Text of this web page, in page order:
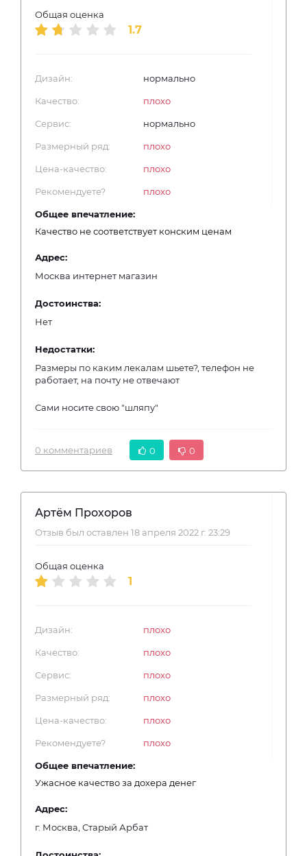
Общая оценка
1.7
Дизайн: нормально
Качество: плохо
Сервис: нормально
Размерный ряд: плохо
Цена-качество: плохо
Рекомендуете? плохо
Общее впечатление:
Качество не соответствует конским ценам
Адрес:
Москва интернет магазин
Достоинства:
Нет
Недостатки:
Размеры по каким лекалам шьете?, телефон не
работает, на почту не отвечают
Сами носите свою "шляпу"
0 комментариев 0 0
Артём Прохоров
Отзыв был оставлен 18 апреля 2022 г. 23:29
Общая оценка
1
Дизайн: плохо
Качество: плохо
Сервис: плохо
Размерный ряд: плохо
Цена-качество: плохо
Рекомендуете? плохо
Общее впечатление:
Ужасное качество за дохера денег
Адрес:
г. Москва, Старый Арбат